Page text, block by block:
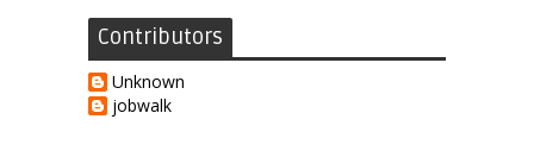
Contributors
Unknown
jobwalk